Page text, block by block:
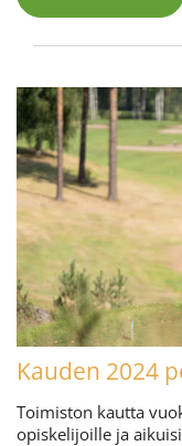
Kauden 2024
Toimiston kautta
opiskelijoille ja